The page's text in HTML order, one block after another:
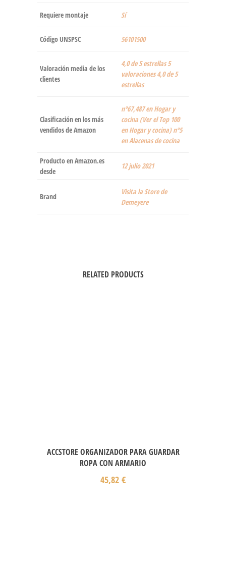
Requiere montaje ‎Sí
Código UNSPSC 56101500
Valoración media de los
clientes
4,0 de 5 estrellas 5
valoraciones 4,0 de 5
estrellas
Clasificación en los más
vendidos de Amazon
nº67,487 en Hogar y
cocina (Ver el Top 100
en Hogar y cocina) nº5
en Alacenas de cocina
Producto en Amazon.es
desde
12 julio 2021
Brand
Visita la Store de
Demeyere
RELATED PRODUCTS
ACCSTORE ORGANIZADOR PARA GUARDAR
ROPA CON ARMARIO
45,82 €